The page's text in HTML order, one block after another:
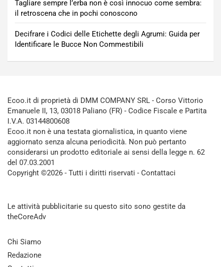
Tagliare sempre l’erba non è così innocuo come sembra:
il retroscena che in pochi conoscono
Decifrare i Codici delle Etichette degli Agrumi: Guida per
Identificare le Bucce Non Commestibili
Ecoo.it di proprietà di DMM COMPANY SRL - Corso Vittorio
Emanuele II, 13, 03018 Paliano (FR) - Codice Fiscale e Partita
I.V.A. 03144800608
Ecoo.it non è una testata giornalistica, in quanto viene
aggiornato senza alcuna periodicità. Non può pertanto
considerarsi un prodotto editoriale ai sensi della legge n. 62
del 07.03.2001
Copyright ©2026 - Tutti i diritti riservati - Contattaci
Le attività pubblicitarie su questo sito sono gestite da
theCoreAdv
Chi Siamo
Redazione